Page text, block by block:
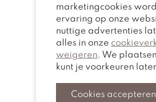
marketingcookies
ervaring op onze
nuttige advertenties
alles in onze
weigeren. We
kunt je voorkeuren
Cookies accepteren